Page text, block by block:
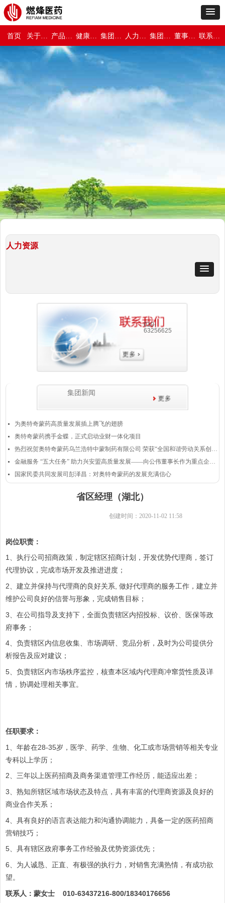
首页 关于燃烽医药 产品世界 健康与保障 集团新闻 人力资源 集团介绍 董事长专栏 联系我们
岗位职责：
1、执行公司招商政策，制定辖区招商计划，开发优势代理商，签订
代理协议，完成市场开发及推进进度；
2、建立并保持与代理商的良好关系, 做好代理商的服务工作，建立并
维护公司良好的信誉与形象，完成销售目标；
3、在公司指导及支持下，全面负责辖区内招投标、议价、医保等政
府事务；
4、负责辖区内信息收集、市场调研、竞品分析，及时为公司提供分
析报告及应对建议；
5、负责辖区内市场秩序监控，核查本区域内代理商冲窜货性质及详
情，协调处理相关事宜。
任职要求：
1、年龄在28-35岁，医学、药学、生物、化工或市场营销等相关专业
专科以上学历；
2、三年以上医药招商及商务渠道管理工作经历，能适应出差；
3、熟知所辖区域市场状态及特点，具有丰富的代理商资源及良好的
商业合作关系；
4、具有良好的语言表达能力和沟通协调能力，具备一定的医药招商
营销技巧；
5、具有辖区政府事务工作经验及优势资源优先；
6、为人诚恳、正直、有极强的执行力，对销售充满热情，有成功欲
望。
联系人：蒙女士 010-63437216-800/18340176656
创建时间： 2020-11-02 11:58
넷 为奥特奇蒙药高质量发展插上腾飞的翅膀
넷 奥特奇蒙药携手金蝶，正式启动业财一体化项目
넷 热烈祝贺奥特奇蒙药乌兰浩特中蒙制药有限公司 荣获“全国和谐劳动关系创建示范企业”称号
넷 金融服务 “五大任务” 助力兴安盟高质量发展——向公伟董事长作为重点企业代表发言
넷 国家民委共同发展司彭泽昌：对奥特奇蒙药的发展充满信心
集团新闻
人力资源
省区经理（湖北）
010-
63256625